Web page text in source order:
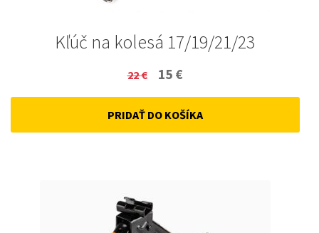
Kľúč na kolesá 17/19/21/23
22€
Original
price
was:
15 €
price
is:
PRIDAŤ DO KOŠÍKA